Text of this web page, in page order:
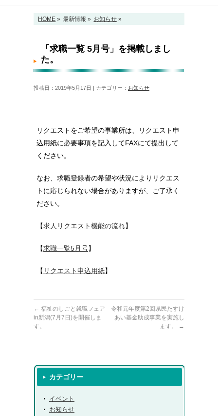
HOME » 最新情報 » お知らせ »
「求職一覧 5月号」を掲載しまし
た。
投稿日：2019年5月17日 | カテゴリー： お知らせ
リクエストをご希望の事業所は、リクエスト申
込用紙に必要事項を記入してFAXにて提出して
ください。
なお、求職登録者の希望や状況によりリクエス
トに応じられない場合がありますが、ご了承く
ださい。
【求人リクエスト機能の流れ】
【求職一覧5月号】
【 リクエスト申込用紙】
← 福祉のしごと就職フェア
in新潟(7月7日)を開催しま
す。
令和元年度第2回県民たすけ
あい基金助成事業を実施し
ます。
→
カテゴリー
イベント
お知らせ